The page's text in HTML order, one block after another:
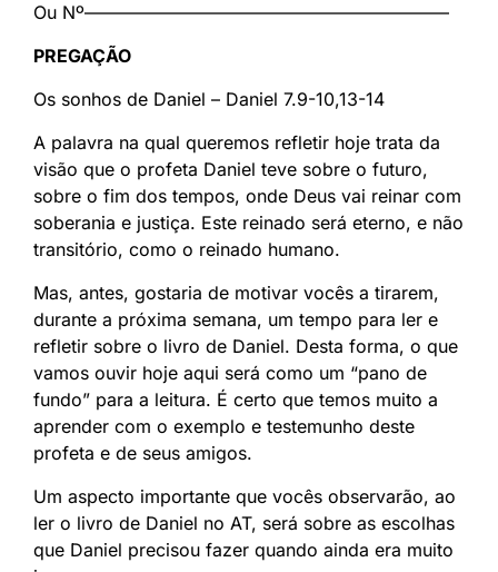
Ou Nº————————————————————–
PREGAÇÃO
Os sonhos de Daniel – Daniel 7.9-10,13-14
A palavra na qual queremos refletir hoje trata da
visão que o profeta Daniel teve sobre o futuro,
sobre o fim dos tempos, onde Deus vai reinar com
soberania e justiça. Este reinado será eterno, e não
transitório, como o reinado humano.
Mas, antes, gostaria de motivar vocês a tirarem,
durante a próxima semana, um tempo para ler e
refletir sobre o livro de Daniel. Desta forma, o que
vamos ouvir hoje aqui será como um “pano de
fundo” para a leitura. É certo que temos muito a
aprender com o exemplo e testemunho deste
profeta e de seus amigos.
Um aspecto importante que vocês observarão, ao
ler o livro de Daniel no AT, será sobre as escolhas
que Daniel precisou fazer quando ainda era muito